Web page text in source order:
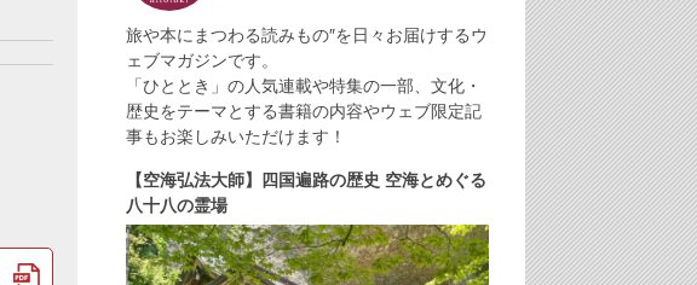
旅や本にまつわる読みもの″を日々お届けするウ
ェブマガジンです。
「ひととき」の人気連載や特集の一部、文化・
歴史をテーマとする書籍の内容やウェブ限定記
事もお楽しみいただけます！
【空海弘法大師】四国遍路の歴史 空海とめぐる
八十八の霊場